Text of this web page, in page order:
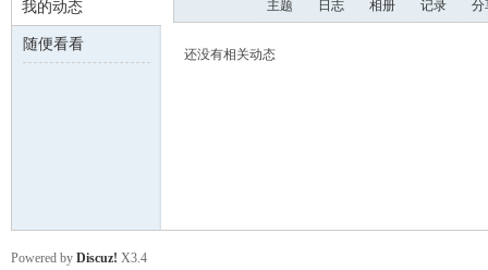
我的动态
随便看看
主题 日志 相册 记录 分
还没有相关动态
Powered by Discuz! X3.4